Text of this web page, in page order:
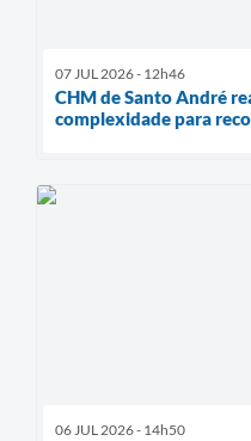
07 JUL 2026 - 12h46
CHM de Santo André
complexidade para
06 JUL 2026 - 14h50